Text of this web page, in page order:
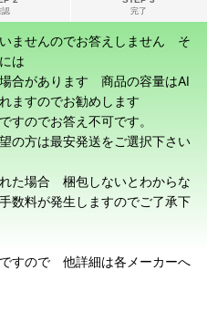
認
完了
ませんのでお答えしません そ
は
合があります 商品の容量はAI
ますのでお勧めします
すのでお答え不可です。
の方は最安発送をご選択下さい
た場合 梱包しないとわからな
数料が発生しますのでご了承下
すので 他詳細は各メーカーへ